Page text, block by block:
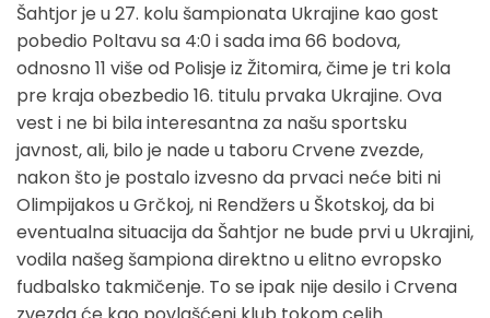
Šahtjor je u 27. kolu šampionata Ukrajine kao gost
pobedio Poltavu sa 4:0 i sada ima 66 bodova,
odnosno 11 više od Polisje iz Žitomira, čime je tri kola
pre kraja obezbedio 16. titulu prvaka Ukrajine. Ova
vest i ne bi bila interesantna za našu sportsku
javnost, ali, bilo je nade u taboru Crvene zvezde,
nakon što je postalo izvesno da prvaci neće biti ni
Olimpijakos u Grčkoj, ni Rendžers u Škotskoj, da bi
eventualna situacija da Šahtjor ne bude prvi u Ukrajini,
vodila našeg šampiona direktno u elitno evropsko
fudbalsko takmičenje. To se ipak nije desilo i Crvena